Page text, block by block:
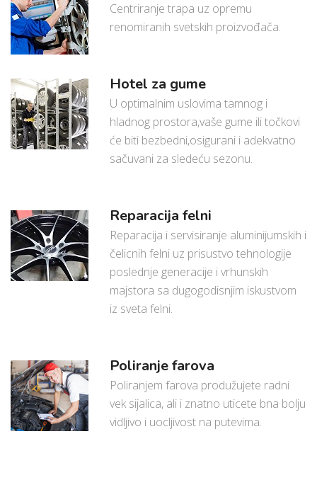
Centriranje trapa uz opremu
renomiranih svetskih proizvođača.
Hotel za gume
U optimalnim uslovima tamnog i
hladnog prostora,vaše gume ili točkovi
će biti bezbedni,osigurani i adekvatno
sačuvani za sledeću sezonu.
Reparacija felni
Reparacija i servisiranje aluminijumskih i
čelicnih felni uz prisustvo tehnologije
poslednje generacije i vrhunskih
majstora sa dugogodisnjim iskustvom
iz sveta felni.
Poliranje farova
Poliranjem farova produžujete radni
vek sijalica, ali i znatno uticete bna bolju
vidljivo i uocljivost na putevima.